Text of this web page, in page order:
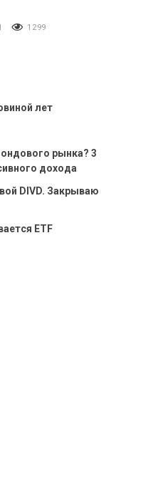
1299
лет
рынка? 3
дохода
DIVD. Закрываю
ETF